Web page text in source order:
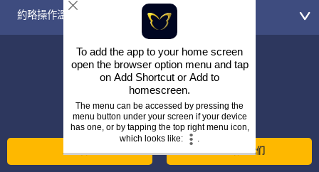
約略操作溫度
立即咨询 打电话给我们
To add the app to your home screen
open the browser option menu and tap
on Add Shortcut or Add to
homescreen.
The menu can be accessed by pressing the
menu button under your screen if your device
has one, or by tapping the top right menu icon,
which looks like: